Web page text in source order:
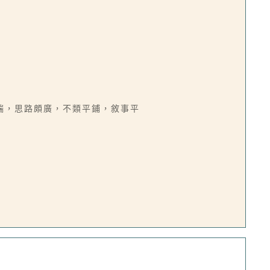
思路頗廣，不類平鋪，敘事平